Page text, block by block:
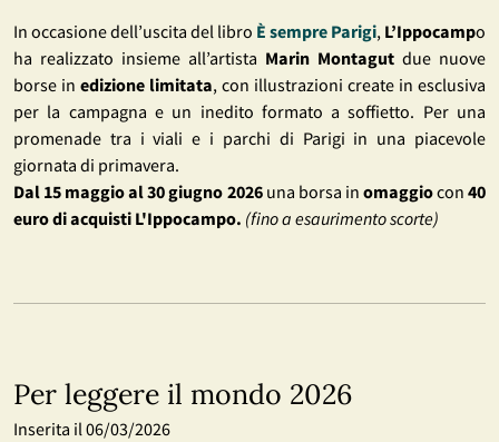
In occasione dell’uscita del libro È sempre Parigi, L’Ippocampo
ha realizzato insieme all’artista Marin Montagut due nuove
borse in edizione limitata, con illustrazioni create in esclusiva
per la campagna e un inedito formato a soffietto. Per una
promenade tra i viali e i parchi di Parigi in una piacevole
giornata di primavera.
Dal 15 maggio al 30 giugno 2026una borsa in omaggiocon40
euro di acquisti L'Ippocampo. (fino a esaurimento scorte)
Per leggere il mondo 2026
Inserita il 06/03/2026